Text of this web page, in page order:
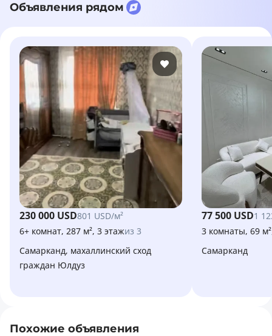
Объявления рядом
230 000 USD801 USD/м²
6+ комнат, 287 м², 3 этажиз 3
Самарканд, махаллинский сход
граждан Юлдуз
77 500 USD1
3 комнаты, 69
Самарканд
Похожие объявления